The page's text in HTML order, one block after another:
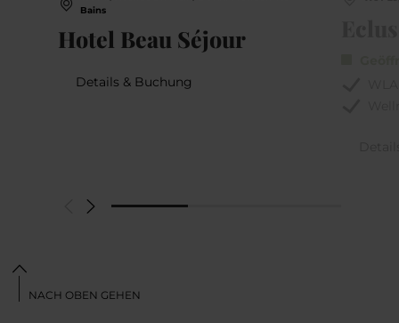
Bains
Hotel Beau Séjour
Details & Buchung
NACH OBEN GEHEN